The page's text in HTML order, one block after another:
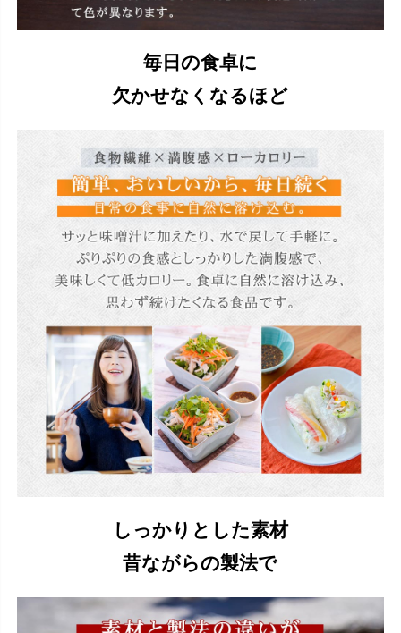
毎日の食卓に
欠かせなくなるほど
しっかりとした素材
昔ながらの製法で